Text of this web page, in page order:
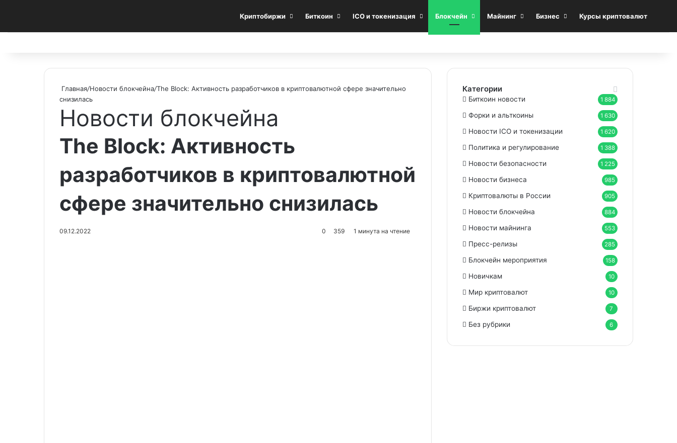
Криптобиржи Биткоин ICO и токенизация Блокчейн Майнинг Бизнес Курсы криптовалют
Главная/Новости блокчейна/The Block: Активность разработчиков в криптовалютной сфере значительно
снизилась
Новости блокчейна
The Block: Активность
разработчиков в криптовалютной
сфере значительно снизилась
09.12.2022 0 359 1 минута на чтение
Категории
Биткоин новости 1 884
Форки и альткоины 1 630
Новости ICO и токенизации 1 620
Политика и регулирование 1 388
Новости безопасности 1 225
Новости бизнеса 985
Криптовалюты в России 905
Новости блокчейна 884
Новости майнинга 553
Пресс-релизы 285
Блокчейн мероприятия 158
Новичкам 10
Мир криптовалют 10
Биржи криптовалют 7
Без рубрики 6